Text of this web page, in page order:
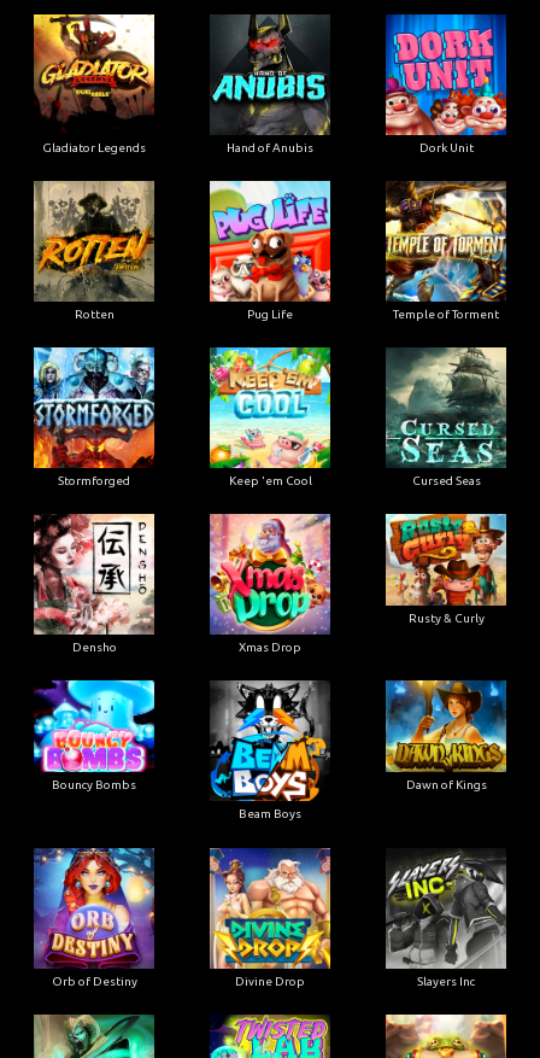
Gladiator Legends Hand of Anubis Dork Unit
Rotten Pug Life Temple of Torment
Stormforged Keep 'em Cool Cursed Seas
Densho Xmas Drop
Rusty & Curly
Bouncy Bombs
Beam Boys
Dawn of Kings
Orb of Destiny Divine Drop Slayers Inc